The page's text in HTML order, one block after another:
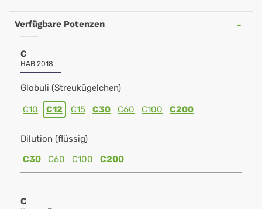
Verfügbare Potenzen
C
HAB 2018
Globuli (Streukügelchen)
C10 C12 C15 C30 C60 C100 C200
Dilution (flüssig)
C30
C60 C100 C200
C